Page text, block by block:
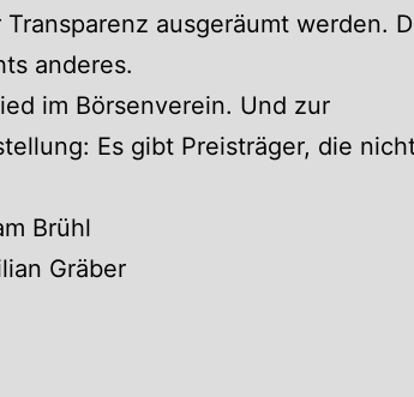
ausgeräumt werden.
anderes.
im Börsenverein. Und zur
Es gibt Preisträger, die
Brühl
Gräber